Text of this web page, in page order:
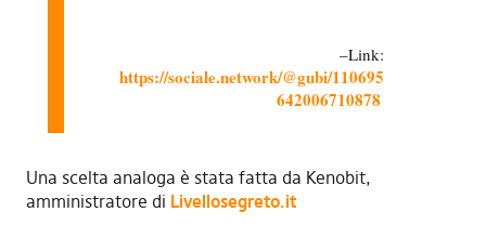
Link:
https://sociale.network/@gubi/110695
642006710878
Una scelta analoga è stata fatta da Kenobit,
amministratore di Livellosegreto.it